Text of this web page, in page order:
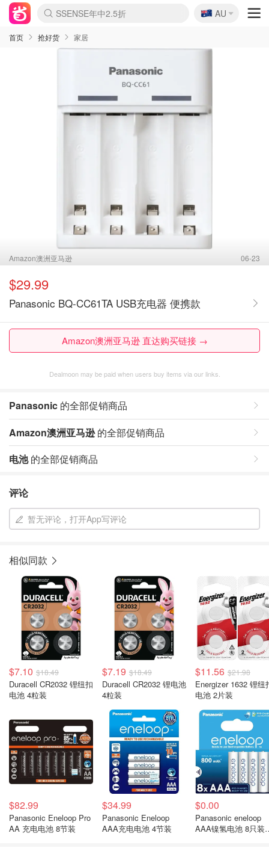
lululemon折扣上新
Sasa美妆护肤3.5折
SSENSE年中2.5折
FreshBeauty好价汇总
Cettire降价+叠9折
WWS Coles超市实拍
viagogo二手票捡漏
Myer超级周末
The Outnet奢牌1折起
David Jones 3折起
Flannels大牌1折
Perfumes Club护肤1折
AMIRO面罩$251
Amazon折扣汇总
eToro入金$200送$50
Amazon数码好物
ICONIC本周7.5折
ThedoubleF高奢地板价
Moose Knuckles 6折
丝芙兰5折起
EUFY摄像头$98
Selenichast首饰2折
Trip机票酒店促销
YSL送5件彩妆礼
Amazon家居好物
Amazon美妆护肤
雅漾大喷$8
过敏原检测盒$33
伊索独家赠50ml沐浴露
科颜氏高保湿面霜$29
SEALIFE海洋馆门票6折
丝塔芙大白罐$16
订阅Newsletter送香薰
Cult Beauty 6.8折
Harrods圣诞日历$525
LN-CC奢牌私促3折
d'Alba空姐喷雾$16
EVE LOM套装£56
Bernardelli独家4折
Adore Beauty 6折起
CT圣诞日历
Mytheresa奢品2.7折
Luxury Escapes 9折
Currentbody美容仪$881
MOON Garden Live
Roborock扫地机$649
Tingo Life水杯$24
Valentino官网5折
CR洗护套装$23
修丽可4件套$159
Myer彩妆2件7折
GANNI官网4.5折
Stylevana韩妆4折
Tessabit高奢8.5折
OGX洗发水$11
Amazon阿德莱德次日达
卡诗8.5折+赠礼
Philips Hue灯具8折
🇦🇺
AU
首页 抢好货 家居
Amazon澳洲亚马逊 06-23
$29.99
Panasonic BQ-CC61TA USB充电器 便携款
Amazon澳洲亚马逊 直达购买链接 →
Dealmoon may be paid when users buy items via our links.
Panasonic 的全部促销商品
Amazon澳洲亚马逊的全部促销商品
电池的全部促销商品
评论
暂无评论，打开App写评论
相似同款
$7.10 $18.49
Duracell CR2032 锂纽扣
电池 4粒装
$7.19 $18.49
Duracell CR2032 锂电池
4粒装
$11.56 $21.98
Energizer 1632 锂纽
电池 2片装
$82.99
Panasonic Eneloop Pro
AA 充电电池 8节装
$34.99
Panasonic Eneloop
AAA充电电池 4节装
$0.00
Panasonic eneloop
AAA镍氢电池 8只装